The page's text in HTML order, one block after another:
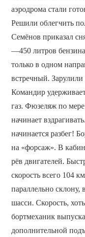
аэродрома стали
Решили облегчить
Семёнов приказал
—450 литров
только в одном
встречный.
Командир
газ. Фюзеляж по
начинает
начинается разбег!
на «форсаж». В
рёв двигателей.
скорость всего 104
параллельно склону,
шасси. Скорость,
бортмеханик
дополнительной